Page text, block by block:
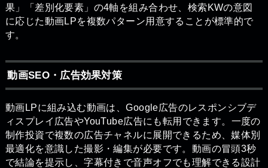
果」「差別化要素」の4軸を組み合わせ、検索KWの意図
に応じた動画LPを複数パターン用意することが標準的で
す。
動画SEO・広告効果対策
動画LPに組み込む動画は、Google広告のレスポンシブデ
ィスプレイ広告やYouTube広告にも転用できます。一度の
制作投資で複数の広告チャネルに展開できるため、媒体別
最適化を意識した撮影・編集が必要です。動画の冒頭3秒
で結論を提示し、字幕付きで音声オフでも理解できる設計